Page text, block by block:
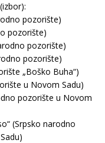
pozorište)
pozorište)
pozorište)
pozorište)
„Boško Buha“)
u Novom Sadu)
pozorište u Novom
(Srpsko narodno